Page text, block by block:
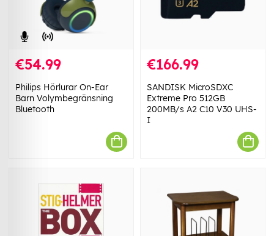
€54.99
Philips Hörlurar On-Ear
Barn Volymbegränsning
Bluetooth
€166.99
SANDISK MicroSDXC
Extreme Pro 512GB
200MB/s A2 C10 V30 UHS-
I